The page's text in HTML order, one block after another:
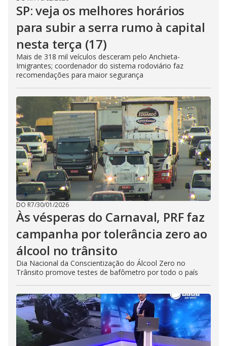
SP: veja os melhores horários
para subir a serra rumo à capital
nesta terça (17)
Mais de 318 mil veículos desceram pelo Anchieta-
Imigrantes; coordenador do sistema rodoviário faz
recomendações para maior segurança
DO R7/30/01/2026
Às vésperas do Carnaval, PRF faz
campanha por tolerância zero ao
álcool no trânsito
Dia Nacional da Conscientização do Álcool Zero no
Trânsito promove testes de bafômetro por todo o país